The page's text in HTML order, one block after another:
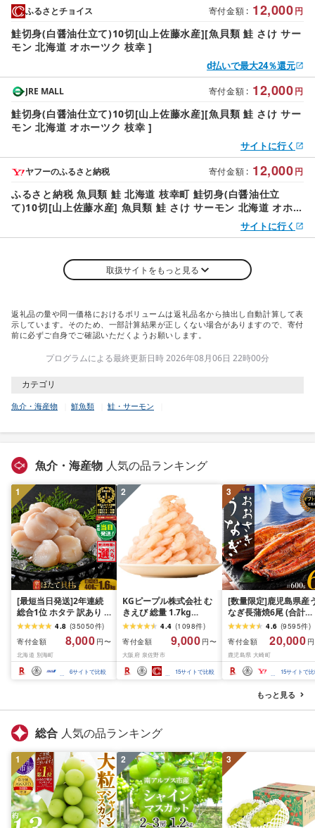
寄付金額 : 12,000円
ふるさとチョイス
鮭切身(白醤油仕立て)10切[山上佐藤水産][魚貝類 鮭 さけ サー
モン 北海道 オホーツク 枝幸 ]
d払いで最大24％還元
寄付金額 : 12,000円
JRE MALL
鮭切身(白醤油仕立て)10切[山上佐藤水産][魚貝類 鮭 さけ サー
モン 北海道 オホーツク 枝幸 ]
サイトに行く
寄付金額 : 12,000円
ヤフーのふるさと納税
ふるさと納税 魚貝類 鮭 北海道 枝幸町 鮭切身(白醤油仕立
て)10切[山上佐藤水産] 魚貝類 鮭 さけ サーモン 北海道 オホー
サイトに行く
取扱サイトをもっと見る
返礼品の量や同一価格におけるボリュームは返礼品名から抽出し自動計算して表
示しています。そのため、一部計算結果が正しくない場合がありますので、寄付
前に必ずご自身でご確認いただくようお願いします。
プログラムによる最終更新日時 2026年08月06日 22時00分
カテゴリ
魚介・海産物 鮮魚類 鮭・サーモン
魚介・海産物 人気の品ランキング
1
[最短当日発送]2年連続
総合1位 ホタテ 訳あり (
ふるさと納税 ほたて ふ
るさと納税 訳あり 帆立
ふるさと わけあり ホタ
テ貝柱 貝 人気 不揃い 刺
身 規格外 魚介 ランキン
グ 海鮮 冷凍 発送時期が
グ対象)
4.8 (35050件)
寄付金額
8,000 円〜
北海道 別海町
6サイトで比較
2
KGピープル株式会社 む
きえび 総量 1.7kg
(850g×2P) 特大 5Lサイ
ズ バナメイエビ バラ凍
結 下処理不要 サイズ不
揃い 訳あり
4.4 (1098件)
寄付金額
9,000 円〜
大阪府 泉佐野市
15サイトで比較
3
[数量限定]鹿児島県産
なぎ長蒲焼6尾 (合計
600g以上)4.6 (9595件)
寄付金額
20,000
鹿児島県 大崎町
15サイトで
もっと見る
総合 人気の品ランキング
1 2 3